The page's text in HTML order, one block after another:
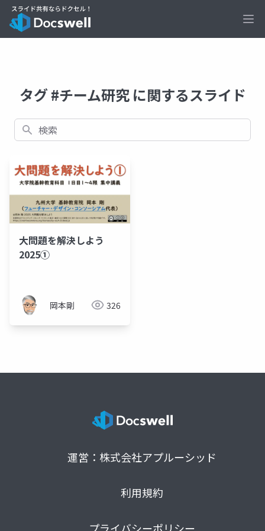
タグ #チーム研究 に関するスライド
検索
大問題を解決しよう
2025①
岡本剛 326
運営：株式会社アプルーシッド
利用規約
プライバシーポリシー